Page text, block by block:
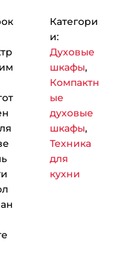
Категори
и:
Духовые
шкафы,
Компактн
ые
духовые
шкафы,
Техника
для
кухни